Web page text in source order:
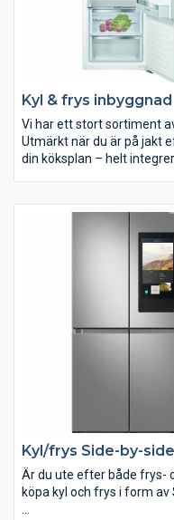
Kyl & frys inbyggnad
Vi har ett stort sortiment
Utmärkt när du är på jakt
din köksplan – helt
Kyl/frys Side-by-side
Är du ute efter både frys-
köpa kyl och frys i form av